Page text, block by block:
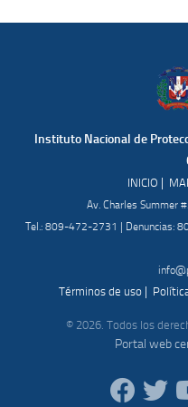
Instituto Nacional de
INICIO |
Av. Charles Summer
Tel.: 809-472-2731 | Denuncias:
Términos de uso |
© 2026. Todos los
Portal web